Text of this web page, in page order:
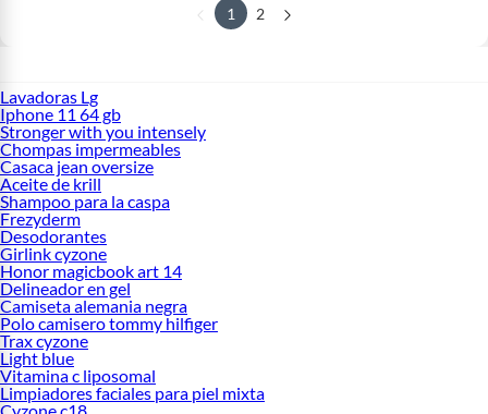
1 2
Lavadoras Lg
Iphone 11 64 gb
Stronger with you intensely
Chompas impermeables
Casaca jean oversize
Aceite de krill
Shampoo para la caspa
Frezyderm
Desodorantes
Girlink cyzone
Honor magicbook art 14
Delineador en gel
Camiseta alemania negra
Polo camisero tommy hilfiger
Trax cyzone
Light blue
Vitamina c liposomal
Limpiadores faciales para piel mixta